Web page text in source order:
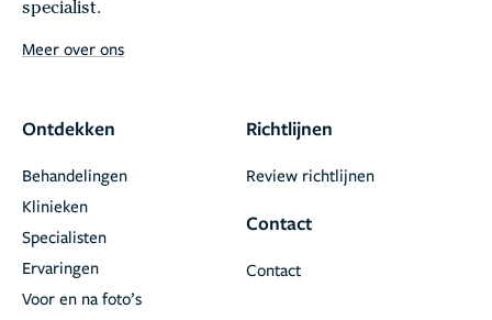
specialist.
Meer over ons
Ontdekken
Behandelingen
Klinieken
Specialisten
Ervaringen
Voor en na foto’s
Richtlijnen
Review richtlijnen
Contact
Contact